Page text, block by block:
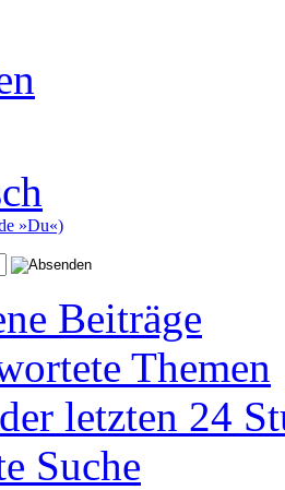
»Du«)
Beiträge
Themen
letzten 24
Suche